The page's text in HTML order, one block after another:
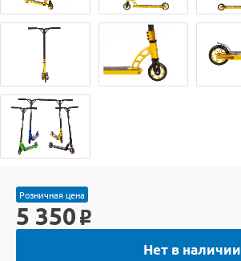
Розничная цена
5 350 o
Нет в наличии